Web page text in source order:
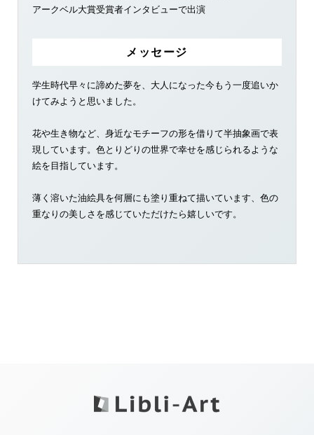
アークベル大賞受賞者インタビューで出演
メッセージ
学生時代早々に諦めた夢を、大人になった今もう一度追いか
けてみようと思いました。
花や生き物など、身近なモチーフの形を借りて半抽象画で表
現しています。色とりどりの世界で幸せを感じられるような
絵を目指しています。
薄く溶いた油絵具を何層にも塗り重ねて描いています、色の
重なりの美しさを感じていただけたら嬉しいです。